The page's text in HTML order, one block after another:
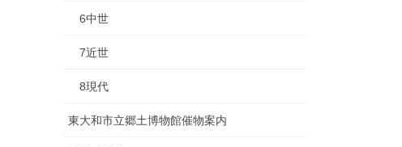
6中世
7近世
8現代
東大和市立郷土博物館催物案内